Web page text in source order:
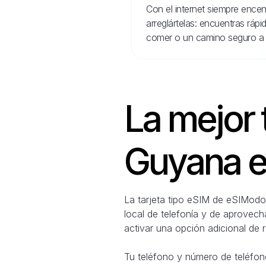
Con el internet siempre
arreglártelas: encuentras
comer o un camino seguro a
La
Guyana
La tarjeta tipo eSIM de
local de telefonía y de
activar una opción adicional de
Tu teléfono y número de